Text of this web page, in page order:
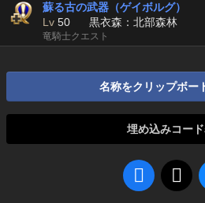
蘇る古の武器（ゲイボルグ）
Lv 50 黒衣森：北部森林
竜騎士クエスト
名称をクリップボー
埋め込みコー